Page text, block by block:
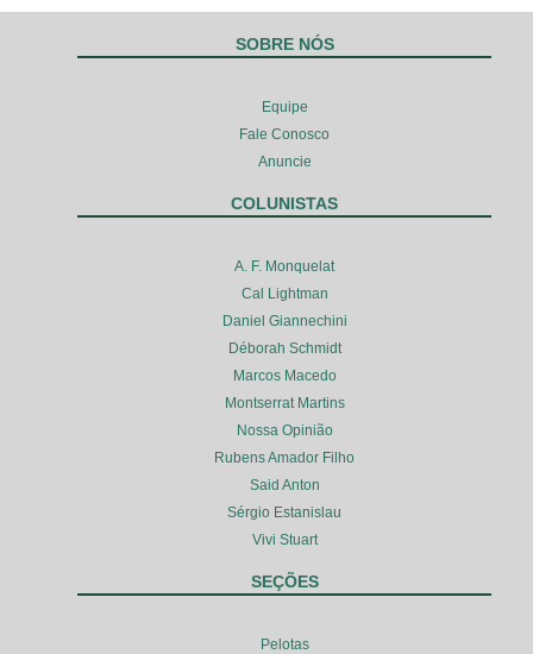
SOBRE NÓS
Equipe
Fale Conosco
Anuncie
COLUNISTAS
A. F. Monquelat
Cal Lightman
Daniel Giannechini
Déborah Schmidt
Marcos Macedo
Montserrat Martins
Nossa Opinião
Rubens Amador Filho
Said Anton
Sérgio Estanislau
Vivi Stuart
SEÇÕES
Pelotas